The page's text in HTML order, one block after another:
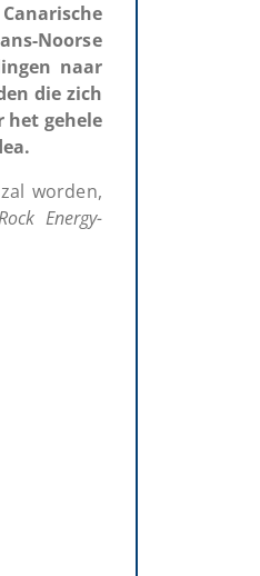
Noorse
naar
die zich
het gehele
worden,
Energy-